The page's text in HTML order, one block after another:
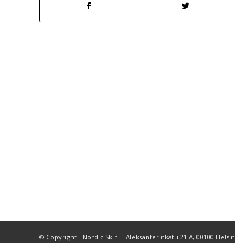
© Copyright - Nordic Skin | Aleksanterinkatu 21 A, 00100